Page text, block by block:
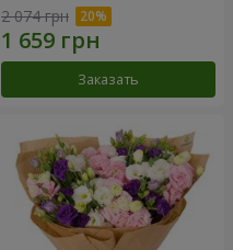
2 074 грн
Заказать